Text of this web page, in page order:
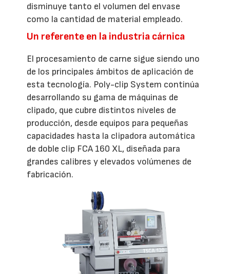
disminuye tanto el volumen del envase
como la cantidad de material empleado.
Un referente en la industria cárnica
El procesamiento de carne sigue siendo uno
de los principales ámbitos de aplicación de
esta tecnología. Poly-clip System continúa
desarrollando su gama de máquinas de
clipado, que cubre distintos niveles de
producción, desde equipos para pequeñas
capacidades hasta la clipadora automática
de doble clip FCA 160 XL, diseñada para
grandes calibres y elevados volúmenes de
fabricación.